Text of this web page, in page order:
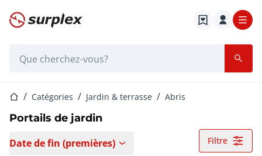
Page d'accueil
Page d'accueil
Catégories Jardin & terrasse Abris
Portails de jardin
Date de fin (premières) Filtre